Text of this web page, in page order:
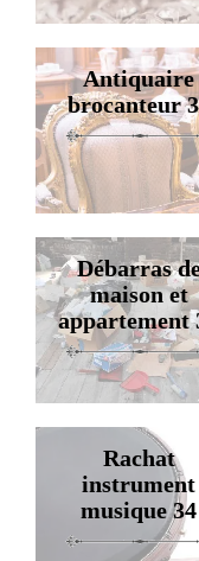
Antiquaire
brocanteur
Débarras
maison et
appartement
Rachat
instrument
musique 34